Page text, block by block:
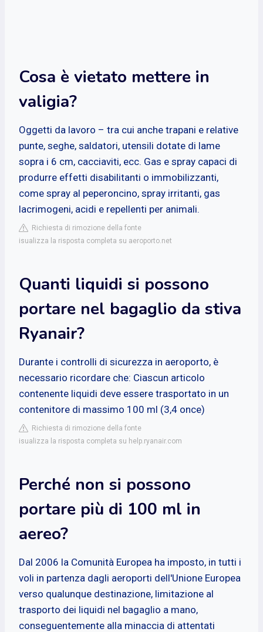
Cosa è vietato mettere in
valigia?
Oggetti da lavoro – tra cui anche trapani e relative
punte, seghe, saldatori, utensili dotate di lame
sopra i 6 cm, cacciaviti, ecc. Gas e spray capaci di
produrre effetti disabilitanti o immobilizzanti,
come spray al peperoncino, spray irritanti, gas
lacrimogeni, acidi e repellenti per animali.
Richiesta di rimozione della fonte
isualizza la risposta completa su aeroporto.net
Quanti liquidi si possono
portare nel bagaglio da stiva
Ryanair?
Durante i controlli di sicurezza in aeroporto, è
necessario ricordare che: Ciascun articolo
contenente liquidi deve essere trasportato in un
contenitore di massimo 100 ml (3,4 once)
Richiesta di rimozione della fonte
isualizza la risposta completa su help.ryanair.com
Perché non si possono
portare più di 100 ml in
aereo?
Dal 2006 la Comunità Europea ha imposto, in tutti i
voli in partenza dagli aeroporti dell'Unione Europea
verso qualunque destinazione, limitazione al
trasporto dei liquidi nel bagaglio a mano,
conseguentemente alla minaccia di attentati